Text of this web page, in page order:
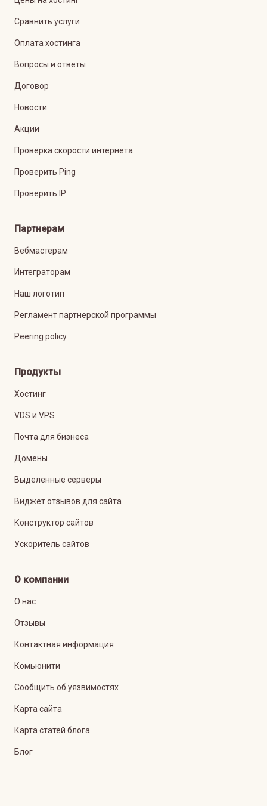
Сравнить услуги
Оплата хостинга
Вопросы и ответы
Договор
Новости
Акции
Проверка скорости интернета
Проверить Ping
Проверить IP
Партнерам
Вебмастерам
Интеграторам
Наш логотип
Регламент партнерской программы
Peering policy
Продукты
Хостинг
VDS и VPS
Почта для бизнеса
Домены
Выделенные серверы
Виджет отзывов для сайта
Конструктор сайтов
Ускоритель сайтов
О компании
О нас
Отзывы
Контактная информация
Комьюнити
Сообщить об уязвимостях
Карта сайта
Карта статей блога
Блог